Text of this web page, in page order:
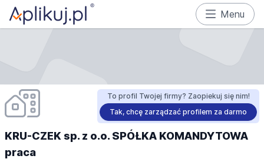
Menu
To profil Twojej firmy? Zaopiekuj się nim!
Tak, chcę zarządzać profilem za darmo
KRU-CZEK sp. z o.o. SPÓŁKA KOMANDYTOWA
praca